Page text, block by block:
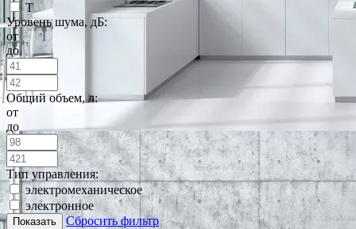
T
Уровень шума, дБ:
от
до
Общий объем, л:
от
до
Тип управления:
электромеханическое
электронное
Показать Сбросить фильтр